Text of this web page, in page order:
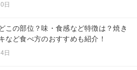
日
この部位？味・食感など特徴は？焼き
など食べ方のおすすめも紹介！
日